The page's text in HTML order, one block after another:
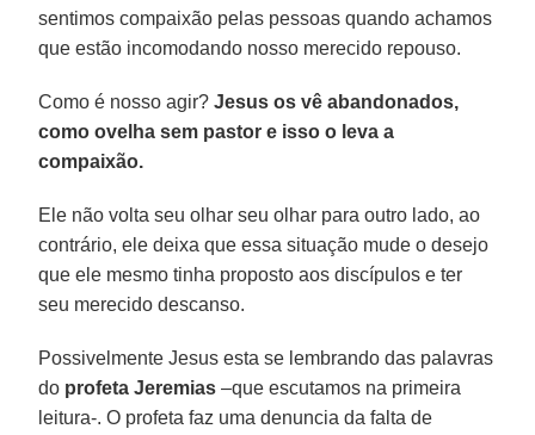
sentimos compaixão pelas pessoas quando achamos
que estão incomodando nosso merecido repouso.
Como é nosso agir?Jesus os vê abandonados,
como ovelha sem pastor e isso o leva a
compaixão.
Ele não volta seu olhar seu olhar para outro lado, ao
contrário, ele deixa que essa situação mude o desejo
que ele mesmo tinha proposto aos discípulos e ter
seu merecido descanso.
Possivelmente Jesus esta se lembrando das palavras
do profeta Jeremias –que escutamos na primeira
leitura-. O profeta faz uma denuncia da falta de